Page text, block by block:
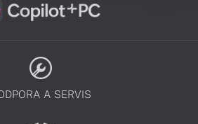
A SERVIS